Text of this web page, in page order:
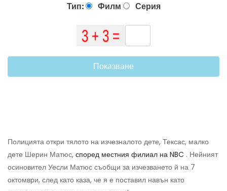
Тип: Филм Серия
Показване
Полицията откри тялото на изчезналото дете, Тексас, малко
дете Шерин Матюс, според местния филиал на NBC . Нейният
осиновител Уесли Матюс съобщи за изчезването й на 7
октомври, след като каза, че я е поставил навън като